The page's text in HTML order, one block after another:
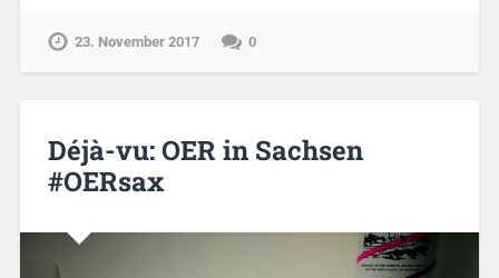
23. November 2017 0
Déjà-vu: OER in Sachsen
#OERsax